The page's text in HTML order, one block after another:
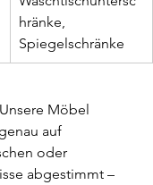
hränke,
Spiegelschränke
Möbel
auf
oder
abgestimmt –